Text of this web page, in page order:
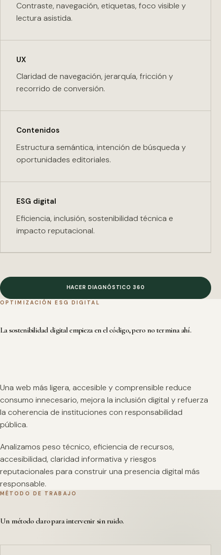
Contraste, navegación, etiquetas, foco visible y
lectura asistida.
UX
Claridad de navegación, jerarquía, fricción y
recorrido de conversión.
Contenidos
Estructura semántica, intención de búsqueda y
oportunidades editoriales.
ESG digital
Eficiencia, inclusión, sostenibilidad técnica e
impacto reputacional.
HACER DIAGNÓSTICO 360
OPTIMIZACIÓN ESG DIGITAL
La sostenibilidad digital empieza en el código, pero no termina ahí.
Una web más ligera, accesible y comprensible reduce
consumo innecesario, mejora la inclusión digital y refuerza
la coherencia de instituciones con responsabilidad
pública.
Analizamos peso técnico, eficiencia de recursos,
accesibilidad, claridad informativa y riesgos
reputacionales para construir una presencia digital más
responsable.
MÉTODO DE TRABAJO
Un método claro para intervenir sin ruido.